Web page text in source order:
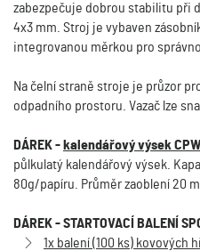
zabezpečuje dobrou stabilitu při
4x3 mm. Stroj je vybaven
integrovanou měrkou pro
Na čelní straně stroje je průzor
odpadního prostoru. Vazač lze
DÁREK - kalendářový výsek
půlkulatý kalendářový výsek.
80g/papíru. Průměr zaoblení 20
DÁREK - STARTOVACÍ BALENÍ
1x balení (100 ks) kovových